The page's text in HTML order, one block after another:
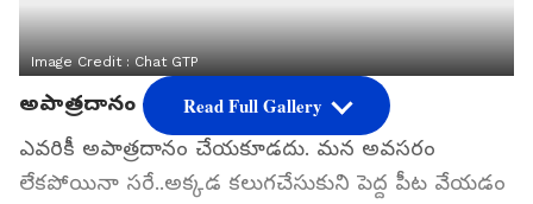
Image Credit :Chat GTP
అపాత్రదానం చేయకూడదు
ఎవరికీ అపాత్రదానం చేయకూడదు. మన అవసరం
లేకపోయినా సరే..అక్కడ కలుగచేసుకుని పెద్ద పీట వేయడం
Read Full Gallery